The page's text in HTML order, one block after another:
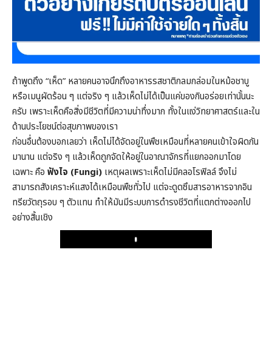
ถ้าพูดถึง “เห็ด” หลายคนอาจนึกถึงอาหารรสชาติกลมกล่อมในหม้อชาบู
หรือเมนูผัดร้อน ๆ แต่จริง ๆ แล้วเห็ดไม่ได้เป็นแค่ของกินอร่อยเท่านั้นนะ
ครับ เพราะเห็ดคือสิ่งมีชีวิตที่มีความน่าทึ่งมาก ทั้งในแง่วิทยาศาสตร์และใน
ด้านประโยชน์ต่อสุขภาพของเรา
ก่อนอื่นต้องบอกเลยว่า เห็ดไม่ได้จัดอยู่ในพืชเหมือนที่หลายคนเข้าใจผิดกัน
มานาน แต่จริง ๆ แล้วเห็ดถูกจัดให้อยู่ในอาณาจักรที่แยกออกมาโดย
เฉพาะ คือ ฟังไจ (Fungi) เหตุผลเพราะเห็ดไม่มีคลอโรฟิลล์ จึงไม่
สามารถสังเคราะห์แสงได้เหมือนพืชทั่วไป แต่จะดูดซึมสารอาหารจากอิน
ทรียวัตถุรอบ ๆ ตัวแทน ทำให้มันมีระบบการดำรงชีวิตที่แตกต่างออกไป
อย่างสิ้นเชิง
Play